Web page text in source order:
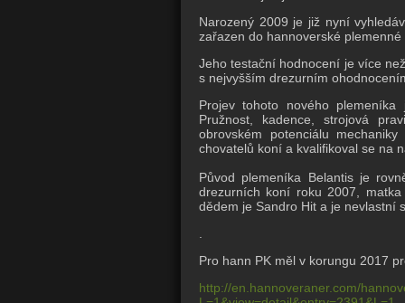
Narozený 2009 je již nyní
zařazen do hannoverské
Jeho testační hodnocení je více
s nejvyšším drezurním
Projev tohoto nového
Pružnost, kadence, strojová
obrovském potenciálu
chovatelů koní a kvalifikoval se na
Původ plemeníka Belantis je
drezurních koní roku 2007,
dědem je Sandro Hit a je nevlastní
Pro hann PK měl v korungu 2017
http://en.hannoveraner.com/